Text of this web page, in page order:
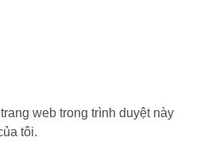
web trong trình duyệt này
tôi.